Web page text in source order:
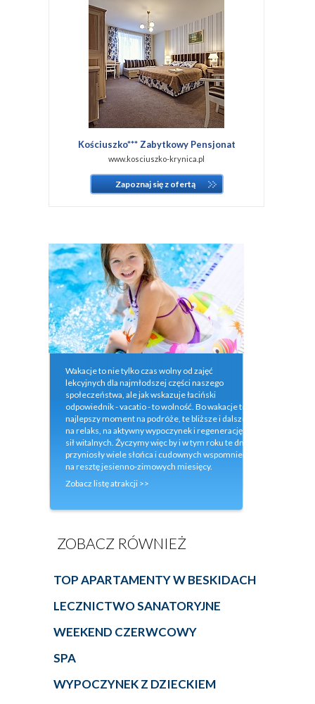
Kościuszko*** Zabytkowy Pensjonat
www.kosciuszko-krynica.pl
Zapoznaj się z ofertą
Wakacje to nie tylko czas wolny od zajęć
lekcyjnych dla najmłodszej części naszego
społeczeństwa, ale jak wskazuje łaciński
odpowiednik - vacatio - to wolność. Bo wakacje to
najlepszy moment na podróże, te bliższe i dalsze,
na relaks, na aktywny wypoczynek i regenerację
sił witalnych. Życzymy więc by i w tym roku te dni
przyniosły wiele słońca i cudownych wspomnień
na resztę jesienno-zimowych miesięcy.
Zobacz listę atrakcji >>
ZOBACZ RÓWNIEŻ
TOP APARTAMENTY W BESKIDACH
LECZNICTWO SANATORYJNE
WEEKEND CZERWCOWY
SPA
WYPOCZYNEK Z DZIECKIEM